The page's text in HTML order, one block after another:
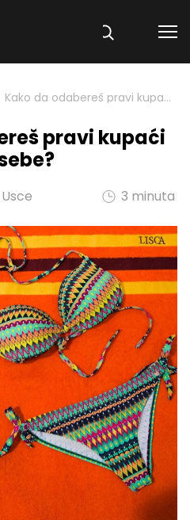
Kako da odabereš pravi kupaći za sebe?
pravi kupaći
Usce 3 minuta